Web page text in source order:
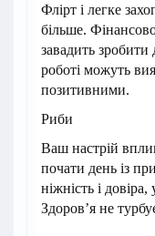
Флірт і легке
більше.
завадить
роботі можуть
позитивними.
Риби
Ваш настрій
почати день із
ніжність і
Здоров’я не